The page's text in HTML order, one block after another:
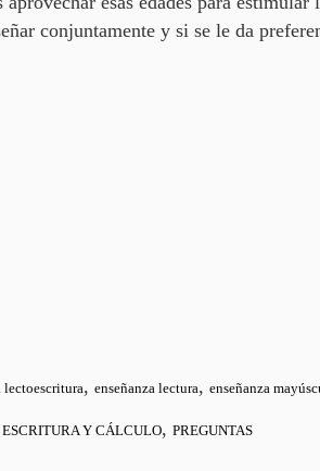
conjuntamente y si se le da
lectoescritura, enseñanza lectura, enseñanza
Y CÁLCULO, PREGUNTAS